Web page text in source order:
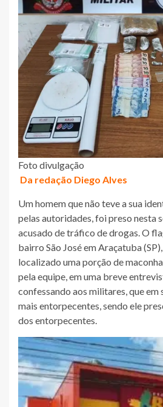
Foto divulgação
Da redação Diego Alves
Um homem que não teve a sua
pelas autoridades, foi preso nesta
acusado de tráfico de drogas. O
bairro São José em Araçatuba
localizado uma porção de
pela equipe, em uma breve
confessando aos militares, que em
mais entorpecentes, sendo ele
dos entorpecentes.